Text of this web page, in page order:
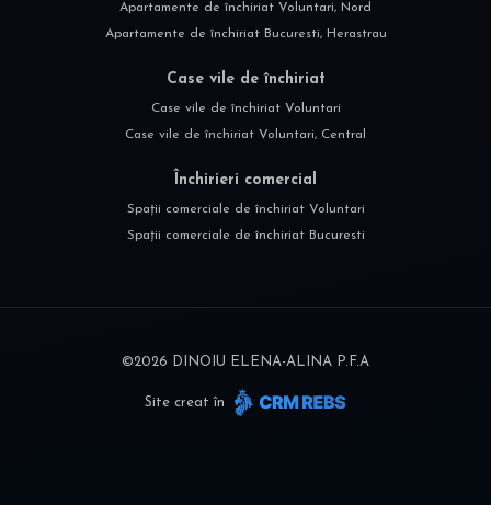
Apartamente de închiriat Voluntari, Nord
Apartamente de închiriat Bucuresti, Herastrau
Case vile de închiriat
Case vile de închiriat Voluntari
Case vile de închiriat Voluntari, Central
Închirieri comercial
Spații comerciale de închiriat Voluntari
Spații comerciale de închiriat Bucuresti
©2026 DINOIU ELENA-ALINA P.F.A
Site creat în